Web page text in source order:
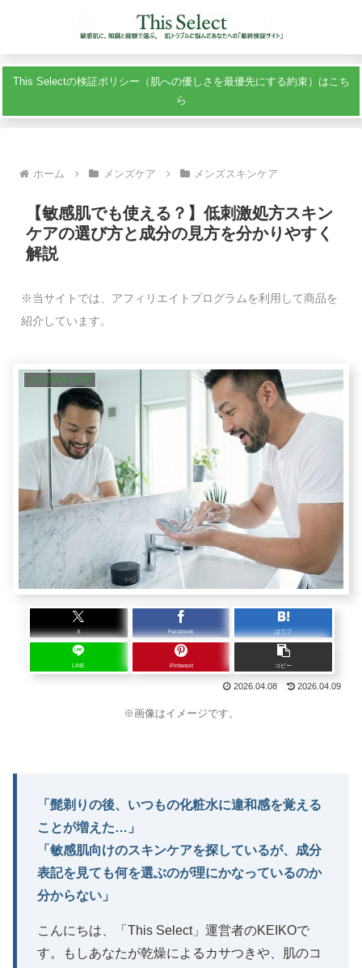
This Selectの検証ポリシー（肌への優しさを最優先にする約束）はこち
ら
ホーム メンズケア メンズスキンケア
【敏感肌でも使える？】低刺激処方スキン
ケアの選び方と成分の見方を分かりやすく
解説
※当サイトでは、アフィリエイトプログラムを利用して商品を
紹介しています。
メンズスキンケア
X Facebook はてブ
LINE Pinterest コピー
2026.04.08 2026.04.09
※画像はイメージです。
「髭剃りの後、いつもの化粧水に違和感を覚える
ことが増えた…」
「敏感肌向けのスキンケアを探しているが、成分
表記を見ても何を選ぶのが理にかなっているのか
分からない」
こんにちは、「This Select」運営者のKEIKOで
す。もしあなたが乾燥によるカサつきや、肌のコ